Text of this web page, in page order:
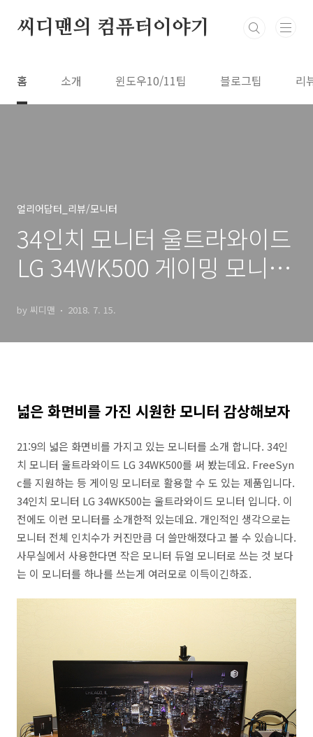
씨디맨의 컴퓨터이야기
홈 소개 윈도우10/11팁 블로그팁 리
얼리어답터_리뷰/모니터
34인치 모니터 울트라와이드
LG 34WK500 게이밍 모니터
by 씨디맨 2018. 7. 15.
넓은 화면비를 가진 시원한 모니터 감상해보자
21:9의 넓은 화면비를 가지고 있는 모니터를 소개 합니다. 34인
치 모니터 울트라와이드 LG 34WK500를 써 봤는데요. FreeSyn
c를 지원하는 등 게이밍 모니터로 활용할 수 도 있는 제품입니다.
34인치 모니터 LG 34WK500는 울트라와이드 모니터 입니다. 이
전에도 이런 모니터를 소개한적 있는데요. 개인적인 생각으로는
모니터 전체 인치수가 커진만큼 더 쓸만해졌다고 볼 수 있습니다.
사무실에서 사용한다면 작은 모니터 듀얼 모니터로 쓰는 것 보다
는 이 모니터를 하나를 쓰는게 여러모로 이득이긴하죠.